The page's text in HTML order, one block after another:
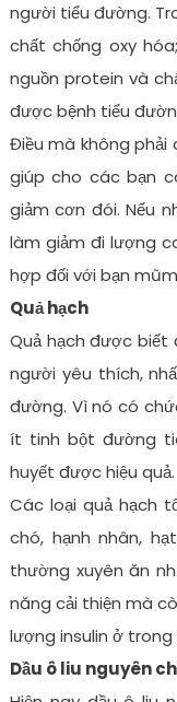
người tiểu đường.
chất chống oxy
nguồn protein và
được bệnh tiểu
Điều mà không
giúp cho các bạn
giảm cơn đói. Nếu
làm giảm đi lượng
hợp đối với bạn
Quả hạch
Quả hạch được biết
người yêu thích,
đường. Vì nó có
ít tinh bột đường
huyết được hiệu quả.
Các loại quả hạch
chó, hạnh nhân,
thường xuyên ăn
năng cải thiện mà
lượng insulin ở trong
Dầu ô liu nguyên